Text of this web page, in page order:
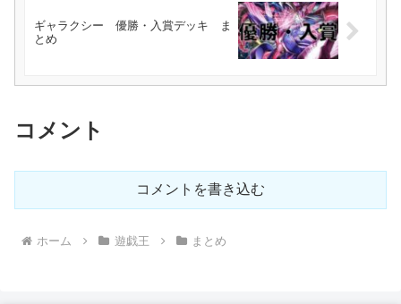
ギャラクシー 優勝・入賞デッキ ま
とめ
コメント
コメントを書き込む
ホーム 遊戯王 まとめ